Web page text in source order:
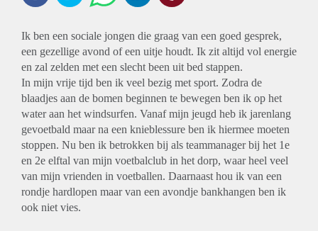
Ik ben een sociale jongen die graag van een goed gesprek,
een gezellige avond of een uitje houdt. Ik zit altijd vol energie
en zal zelden met een slecht been uit bed stappen.
In mijn vrije tijd ben ik veel bezig met sport. Zodra de
blaadjes aan de bomen beginnen te bewegen ben ik op het
water aan het windsurfen. Vanaf mijn jeugd heb ik jarenlang
gevoetbald maar na een knieblessure ben ik hiermee moeten
stoppen. Nu ben ik betrokken bij als teammanager bij het 1e
en 2e elftal van mijn voetbalclub in het dorp, waar heel veel
van mijn vrienden in voetballen. Daarnaast hou ik van een
rondje hardlopen maar van een avondje bankhangen ben ik
ook niet vies.